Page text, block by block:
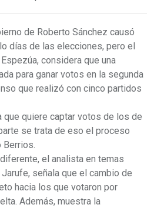
de Roberto Sánchez causó
días de las elecciones, pero el
considera que una
para ganar votos en la segunda
que realizó con cinco partidos
que quiere captar votos de los de
se trata de eso el proceso
Berrios.
el analista en temas
señala que el cambio de
hacia los que votaron por
Además, muestra la